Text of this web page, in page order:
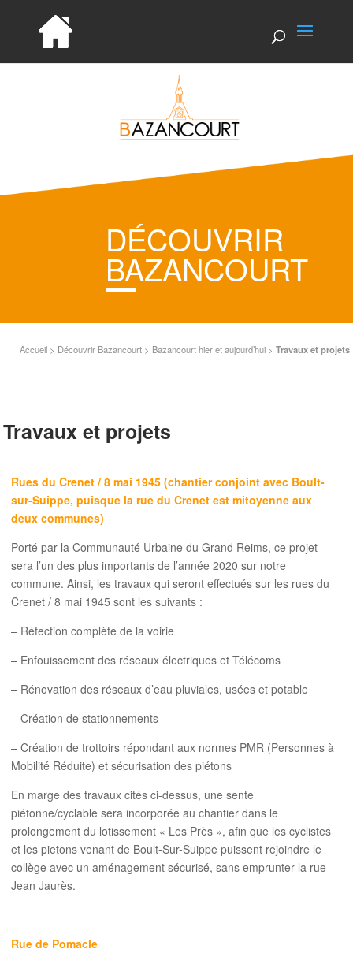
DÉCOUVRIR
BAZANCOURT
Accueil> Découvrir Bazancourt> Bazancourt hier et aujourd’hui> Travaux et projets
Travaux et projets
Rues du Crenet / 8 mai 1945 (chantier conjoint avec Boult-
sur-Suippe, puisque la rue du Crenet est mitoyenne aux
deux communes)
Porté par la Communauté Urbaine du Grand Reims, ce projet
sera l’un des plus importants de l’année 2020 sur notre
commune. Ainsi, les travaux qui seront effectués sur les rues du
Crenet / 8 mai 1945 sont les suivants :
– Réfection complète de la voirie
– Enfouissement des réseaux électriques et Télécoms
– Rénovation des réseaux d’eau pluviales, usées et potable
– Création de stationnements
– Création de trottoirs répondant aux normes PMR (Personnes à
Mobilité Réduite) et sécurisation des piétons
En marge des travaux cités ci-dessus, une sente
piétonne/cyclable sera incorporée au chantier dans le
prolongement du lotissement « Les Près », afin que les cyclistes
et les pietons venant de Boult-Sur-Suippe puissent rejoindre le
collège avec un aménagement sécurisé, sans emprunter la rue
Jean Jaurès.
Rue de Pomacle